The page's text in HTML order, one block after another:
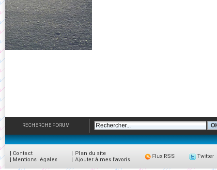
RECHERCHE FORUM
| Contact
| Mentions légales
| Plan du site
| Ajouter à mes favoris
Flux RSS Twitter